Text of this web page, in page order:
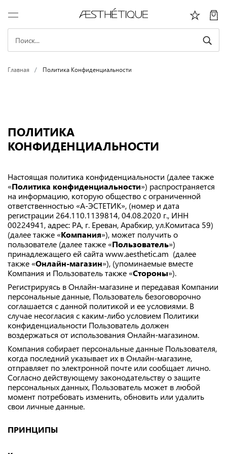
Главная Политика Конфиденциальности
ПОЛИТИКА
КОНФИДЕНЦИАЛЬНОСТИ
Настоящая политика конфиденциальности (далее также
«Политика конфиденциальности») распространяется
на информацию, которую общество с ограниченной
ответственностью «А-ЭСТЕТИК», (номер и дата
регистрации 264.110.1139814, 04.08.2020 г., ИНН
00224941, адрес: РА, г. Ереван, Арабкир, ул.Комитаса 59)
(далее также «Компания»), может получить о
пользователе (далее также «Пользователь»)
принадлежащего ей сайта www.aesthetic.am (далее
также «Онлайн-магазин»), (упоминаемые вместе
Компания и Пользователь также «Стороны»).
Регистрируясь в Онлайн-магазине и передавая Компании
персональные данные, Пользователь безоговорочно
соглашается с данной политикой и ее условиями. В
случае несогласия с каким-либо условием Политики
конфиденциальности Пользователь должен
воздержаться от использования Онлайн-магазином.​
Компания собирает персональные данные Пользователя,
когда последний указывает их в Онлайн-магазине,
отправляет по электронной почте или сообщает лично.
Согласно действующему законодательству о защите
персональных данных, Пользователь может в любой
момент потребовать изменить, обновить или удалить
свои личные данные.​
ПРИНЦИПЫ